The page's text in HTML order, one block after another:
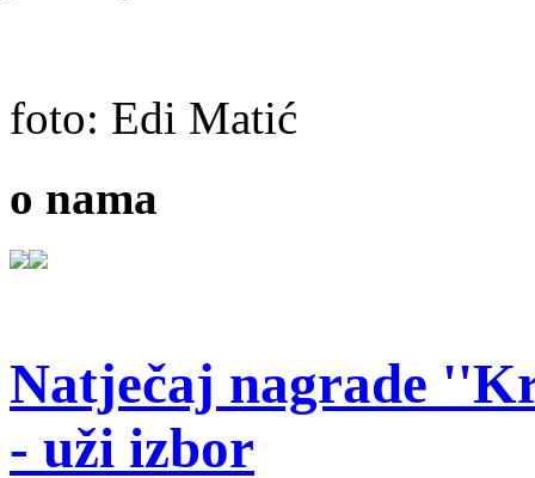
foto: Edi Matić
o nama
Natječaj nagrade
- uži izbor